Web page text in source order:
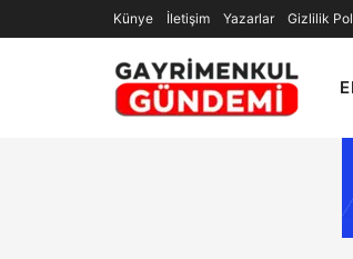
Künye İletişim Yazarlar Gizlilik